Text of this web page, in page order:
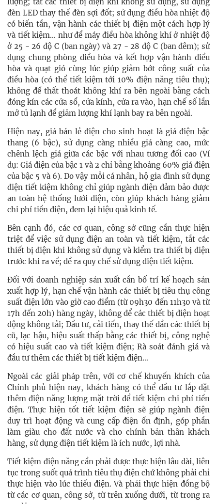
lượng; tắt các thiết bị điện khi không sử dụng, sử dụng
đèn LED thay thế đèn sợi đốt; sử dụng điều hòa nhiệt độ
có biến tần, vận hành các thiết bị điện một cách hợp lý
và tiết kiệm... như để máy điều hòa không khí ở nhiệt độ
ở 25 - 26 độ C (ban ngày) và 27 - 28 độ C (ban đêm); sử
dụng chung phòng điều hòa và kết hợp vận hành điều
hòa và quạt gió cùng lúc giúp giảm bớt công suất của
điều hòa (có thể tiết kiệm tới 10% điện năng tiêu thụ);
không để thất thoát không khí ra bên ngoài bằng cách
đóng kín các cửa sổ, cửa kính, cửa ra vào, hạn chế số lần
mở tủ lạnh để giảm lượng khí lạnh bay ra bên ngoài.
Hiện nay, giá bán lẻ điện cho sinh hoạt là giá điện bậc
thang (6 bậc), sử dụng càng nhiều giá càng cao, mức
chênh lệch giá giữa các bậc với nhau tương đối cao (Ví
dụ: Giá điện của bậc 1 và 2 chỉ bằng khoảng 60% giá điện
của bậc 5 và 6). Do vậy mỗi cá nhân, hộ gia đình sử dụng
điện tiết kiệm không chỉ giúp ngành điện đảm bảo được
an toàn hệ thống lưới điện, còn giúp khách hàng giảm
chi phí tiền điện, đem lại hiệu quả kinh tế.
Bên cạnh đó, các cơ quan, công sở cũng cần thực hiện
triệt để việc sử dụng điện an toàn và tiết kiệm, tắt các
thiết bị điện khi không sử dụng và kiểm tra thiết bị điện
trước khi ra về; đề ra quy chế sử dụng điện tiết kiệm.
Đối với doanh nghiệp sản xuất cần bố trí kế hoạch sản
xuất hợp lý, hạn chế vận hành các thiết bị tiêu thụ công
suất điện lớn vào giờ cao điểm (từ 09h30 đến 11h30 và từ
17h đến 20h) hàng ngày, không để các thiết bị điện hoạt
động không tải; Đầu tư, cải tiến, thay thế dần các thiết bị
cũ, lạc hậu, hiệu suất thấp bằng các thiết bị, công nghệ
có hiệu suất cao và tiết kiệm điện; Rà soát đánh giá và
đầu tư thêm các thiết bị tiết kiệm điện…
Ngoài các giải pháp trên, với cơ chế khuyến khích của
Chính phủ hiện nay, khách hàng có thể đầu tư lắp đặt
thêm điện năng lượng mặt trời để tiết kiệm chi phí tiền
điện. Thực hiện tốt tiết kiệm điện sẽ giúp ngành điện
duy trì hoạt động và cung cấp điện ổn định, góp phần
làm giàu cho đất nước và cho chính bản thân khách
hàng, sử dụng điện tiết kiệm là ích nước, lợi nhà.
Tiết kiệm điện năng cần phải được thực hiện lâu dài, liên
tục trong suốt quá trình tiêu thụ điện chứ không phải chỉ
thực hiện vào lúc thiếu điện. Và phải thực hiện đồng bộ
từ các cơ quan, công sở, từ trên xuống dưới, từ trong ra